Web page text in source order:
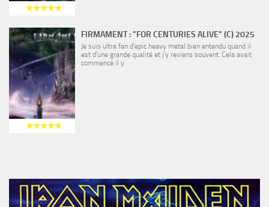
FIRMAMENT : "FOR CENTURIES ALIVE" (C) 2025
Je suis ultra fan d’epic heavy metal bien entendu quand il
est d’une grande qualité et j’y reviens souvent. Cela avait
commencé il y